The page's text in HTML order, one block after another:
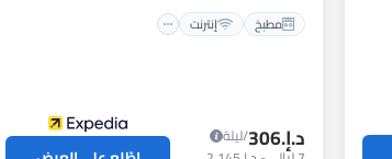
مطبخ
إنترنت
د.إ.‏306
/ليلة